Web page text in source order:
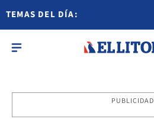
TEMAS DEL DÍA:
PUBLICIDAD